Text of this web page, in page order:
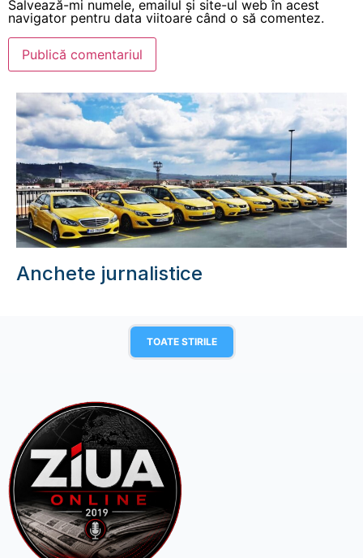
Salvează-mi numele, emailul și site-ul web în acest
navigator pentru data viitoare când o să comentez.
Anchete jurnalistice
TOATE STIRILE